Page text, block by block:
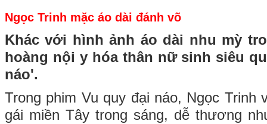
Ngọc Trinh mặc áo dài đánh võ
Khác với hình ảnh áo dài nhu mỳ
hoàng nội y hóa thân nữ sinh siêu
náo'.
Trong phim Vu quy đại náo, Ngọc Trinh
gái miền Tây trong sáng, dễ thương